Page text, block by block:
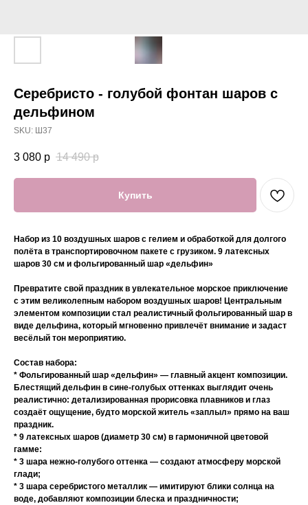
Серебристо - голубой фонтан шаров с
дельфином
SKU: Ш37
3 080 р 14 490 р
Купить
Набор из 10 воздушных шаров с гелием и обработкой для долгого
полёта в транспортировочном пакете с грузиком. 9 латексных
шаров 30 см и фольгированный шар «дельфин»
Превратите свой праздник в увлекательное морское приключение
с этим великолепным набором воздушных шаров! Центральным
элементом композиции стал реалистичный фольгированный шар в
виде дельфина, который мгновенно привлечёт внимание и задаст
весёлый тон мероприятию.
Состав набора:
* Фольгированный шар «дельфин» — главный акцент композиции.
Блестящий дельфин в сине-голубых оттенках выглядит очень
реалистично: детализированная прорисовка плавников и глаз
создаёт ощущение, будто морской житель «заплыл» прямо на ваш
праздник.
* 9 латексных шаров (диаметр 30 см) в гармоничной цветовой
гамме:
* 3 шара нежно-голубого оттенка — создают атмосферу морской
глади;
* 3 шара серебристого металлик — имитируют блики солнца на
воде, добавляют композиции блеска и праздничности;